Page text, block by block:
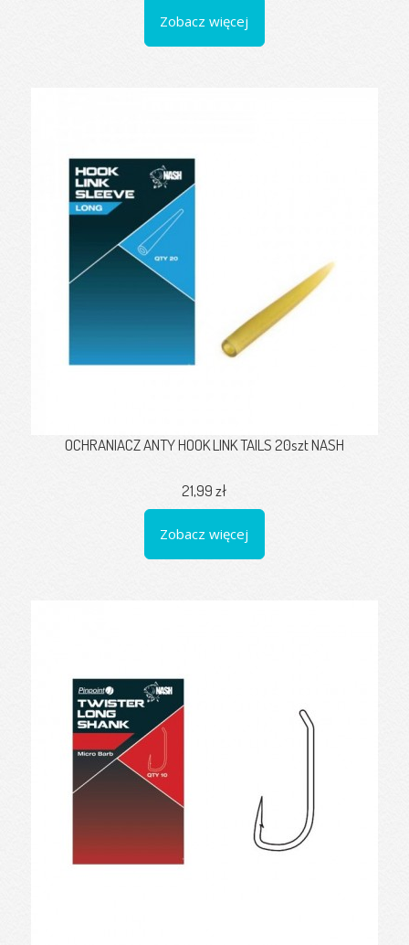
Zobacz więcej
OCHRANIACZ ANTY HOOK LINK TAILS 20szt NASH
21,99 zł
Zobacz więcej